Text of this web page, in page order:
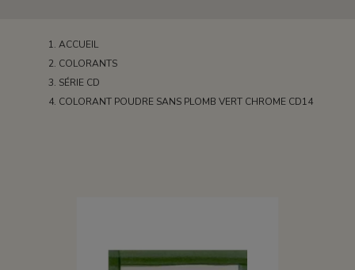
ACCUEIL
COLORANTS
SÉRIE CD
COLORANT POUDRE SANS PLOMB VERT CHROME CD14